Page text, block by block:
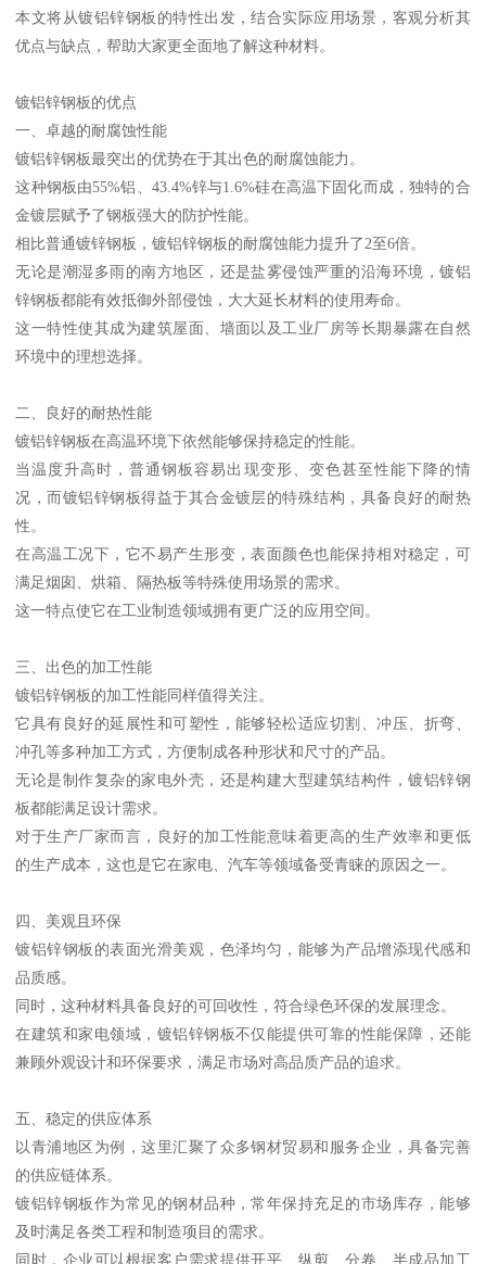
本文将从镀铝锌钢板的特性出发，结合实际应用场景，客观分析其
优点与缺点，帮助大家更全面地了解这种材料。
镀铝锌钢板的优点
一、卓越的耐腐蚀性能
镀铝锌钢板最突出的优势在于其出色的耐腐蚀能力。
这种钢板由55%铝、43.4%锌与1.6%硅在高温下固化而成，独特的合
金镀层赋予了钢板强大的防护性能。
相比普通镀锌钢板，镀铝锌钢板的耐腐蚀能力提升了2至6倍。
无论是潮湿多雨的南方地区，还是盐雾侵蚀严重的沿海环境，镀铝
锌钢板都能有效抵御外部侵蚀，大大延长材料的使用寿命。
这一特性使其成为建筑屋面、墙面以及工业厂房等长期暴露在自然
环境中的理想选择。
二、良好的耐热性能
镀铝锌钢板在高温环境下依然能够保持稳定的性能。
当温度升高时，普通钢板容易出现变形、变色甚至性能下降的情
况，而镀铝锌钢板得益于其合金镀层的特殊结构，具备良好的耐热
性。
在高温工况下，它不易产生形变，表面颜色也能保持相对稳定，可
满足烟囱、烘箱、隔热板等特殊使用场景的需求。
这一特点使它在工业制造领域拥有更广泛的应用空间。
三、出色的加工性能
镀铝锌钢板的加工性能同样值得关注。
它具有良好的延展性和可塑性，能够轻松适应切割、冲压、折弯、
冲孔等多种加工方式，方便制成各种形状和尺寸的产品。
无论是制作复杂的家电外壳，还是构建大型建筑结构件，镀铝锌钢
板都能满足设计需求。
对于生产厂家而言，良好的加工性能意味着更高的生产效率和更低
的生产成本，这也是它在家电、汽车等领域备受青睐的原因之一。
四、美观且环保
镀铝锌钢板的表面光滑美观，色泽均匀，能够为产品增添现代感和
品质感。
同时，这种材料具备良好的可回收性，符合绿色环保的发展理念。
在建筑和家电领域，镀铝锌钢板不仅能提供可靠的性能保障，还能
兼顾外观设计和环保要求，满足市场对高品质产品的追求。
五、稳定的供应体系
以青浦地区为例，这里汇聚了众多钢材贸易和服务企业，具备完善
的供应链体系。
镀铝锌钢板作为常见的钢材品种，常年保持充足的市场库存，能够
及时满足各类工程和制造项目的需求。
同时，企业可以根据客户需求提供开平、纵剪、分卷、半成品加工